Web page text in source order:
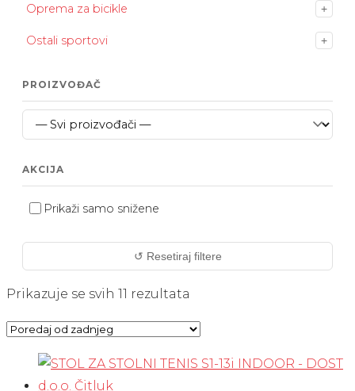
Oprema za bicikle +
Ostali sportovi +
PROIZVOĐAČ
AKCIJA
Prikaži samo snižene
↺ Resetiraj filtere
Prikazuje se svih 11 rezultata
najnovijem